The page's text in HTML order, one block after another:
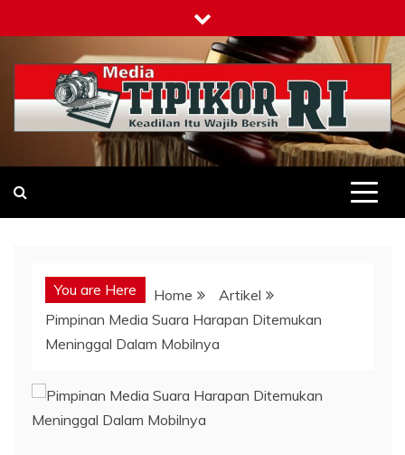
to
content
Tipikor-ri-online.my.id
Keadilan Itu Wajib Bersih
You are Here Home
Artikel
Pimpinan Media Suara Harapan Ditemukan
Meninggal Dalam Mobilnya